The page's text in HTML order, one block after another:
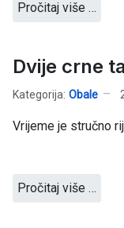
Pročitaj više …
Dvije crne
Kategorija: Obale
Vrijeme je stručno
Pročitaj više …